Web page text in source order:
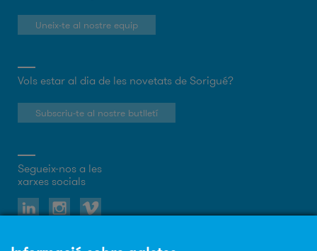
Uneix-te al nostre equip
Vols estar al dia de les novetats de Sorigué?
Subscriu-te al nostre butlletí
Segueix-nos a les
xarxes socials